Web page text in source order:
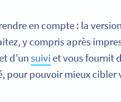
en compte : la
y compris après
d’unsuivi et vous fournit
pour pouvoir mieux